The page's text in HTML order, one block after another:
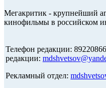
Мегакритик - крупнейший
кинофильмы в российском
Телефон редакции:
редакции:
Рекламный отдел: